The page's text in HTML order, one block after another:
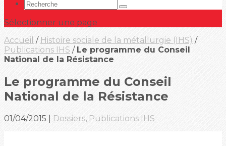
Sélectionner une page
Accueil / Histoire sociale de la métallurgie (IHS) /
Publications IHS / Le programme du Conseil
National de la Résistance
Le programme du Conseil
National de la Résistance
01/04/2015 Dossiers, Publications IHS